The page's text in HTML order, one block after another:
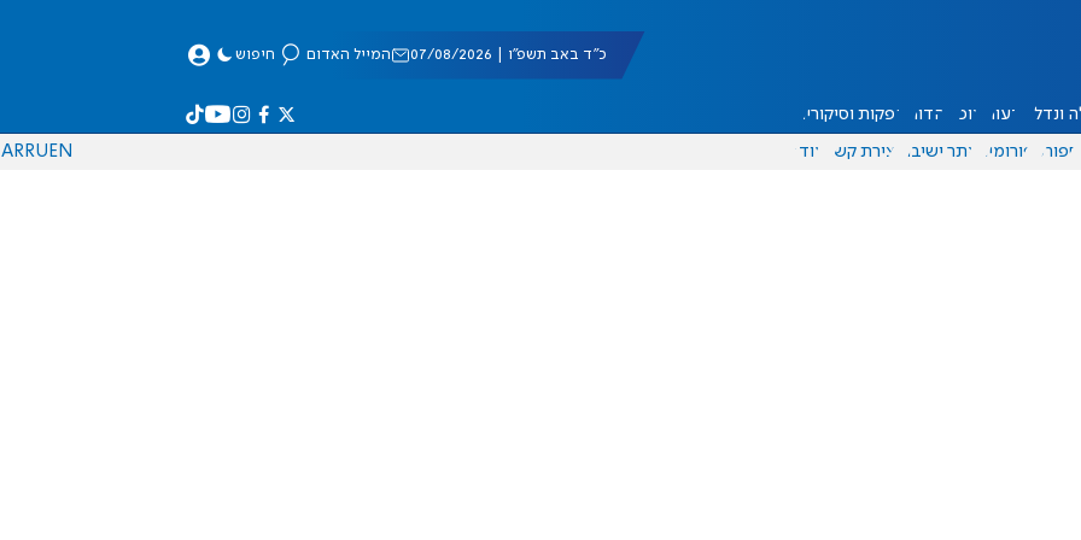
כ"ד באב תשפ"ו | 07/08/2026 המייל האדום חיפוש
ונדל"ן דעות אוכל יהדות הפקות וסיקורים
ספורט פורומים אתר ישיבה יצירת קשר עוד EN
RU
AR